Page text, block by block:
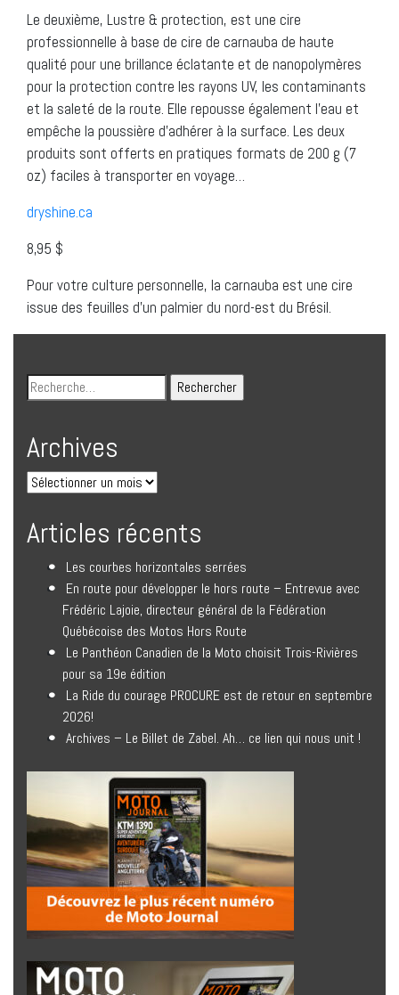
Le deuxième, Lustre & protection, est une cire
professionnelle à base de cire de carnauba de haute
qualité pour une brillance éclatante et de nanopolymères
pour la protection contre les rayons UV, les contaminants
et la saleté de la route. Elle repousse également l’eau et
empêche la poussière d’adhérer à la surface. Les deux
produits sont offerts en pratiques formats de 200 g (7
oz) faciles à transporter en voyage…
dryshine.ca
8,95 $
Pour votre culture personnelle, la carnauba est une cire
issue des feuilles d’un palmier du nord-est du Brésil.
Archives
Articles récents
Les courbes horizontales serrées
En route pour développer le hors route – Entrevue avec
Frédéric Lajoie, directeur général de la Fédération
Québécoise des Motos Hors Route
Le Panthéon Canadien de la Moto choisit Trois-Rivières
pour sa 19e édition
La Ride du courage PROCURE est de retour en septembre
2026!
Archives – Le Billet de Zabel. Ah… ce lien qui nous unit !